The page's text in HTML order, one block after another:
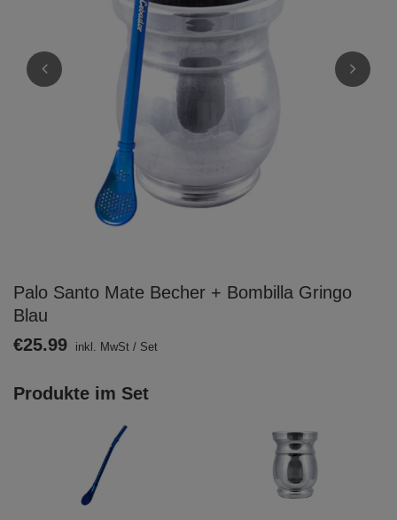
Palo Santo Mate Becher + Bombilla Gringo
Blau
Produkte im Set
€25.99 inkl. MwSt / Set